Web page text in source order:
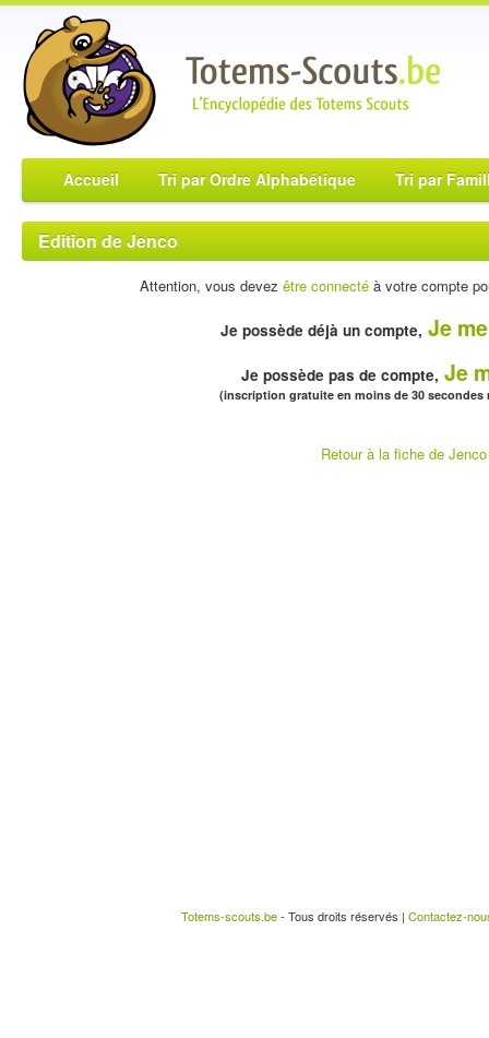
Accueil Tri par Ordre Alphabétique Tri par
Edition de Jenco
Attention, vous devez être connectéà votre compte
Je possède déjà un compte, Je
Je possède pas de compte, Je
(inscription gratuite en moins de 30 secondes
Retour à la fiche de Jenco
Totems-scouts.be- Tous droits réservés | Contactez-